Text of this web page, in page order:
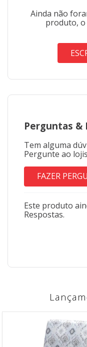
Ainda não
produto, o
Perguntas &
Tem alguma
Pergunte ao
FAZER
Este produto
Respostas.